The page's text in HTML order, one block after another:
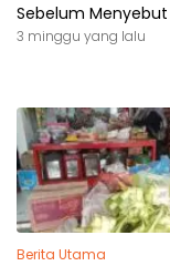
Sebelum Menyebut
3 minggu yang lalu
Berita Utama